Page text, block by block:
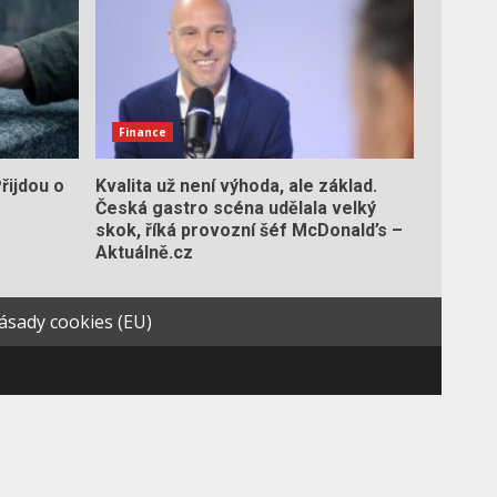
o
Finance
Kvalita už není výhoda, ale základ.
Česká gastro scéna udělala velký
skok, říká provozní šéf McDonald’s –
Aktuálně.cz
cookies (EU)